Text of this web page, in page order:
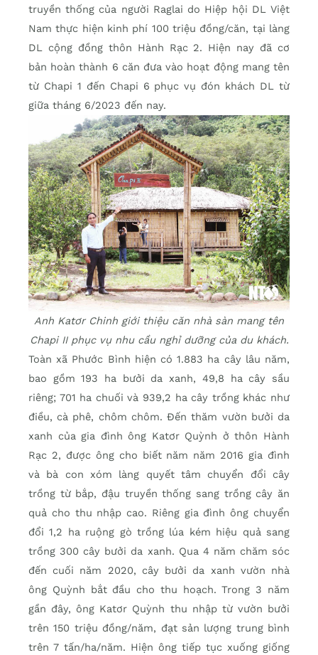
truyền thống của người Raglai do Hiệp hội DL Việt
Nam thực hiện kinh phí 100 triệu đồng/căn, tại làng
DL cộng đồng thôn Hành Rạc 2. Hiện nay đã cơ
bản hoàn thành 6 căn đưa vào hoạt động mang tên
từ Chapi 1 đến Chapi 6 phục vụ đón khách DL từ
giữa tháng 6/2023 đến nay.
Anh Katơr Chinh giới thiệu căn nhà sàn mang tên
Chapi II phục vụ nhu cầu nghỉ dưỡng của du khách.
Toàn xã Phước Bình hiện có 1.883 ha cây lâu năm,
bao gồm 193 ha bưởi da xanh, 49,8 ha cây sầu
riêng; 701 ha chuối và 939,2 ha cây trồng khác như
điều, cà phê, chôm chôm. Đến thăm vườn bưởi da
xanh của gia đình ông Katơr Quỳnh ở thôn Hành
Rạc 2, được ông cho biết năm năm 2016 gia đình
và bà con xóm làng quyết tâm chuyển đổi cây
trồng từ bắp, đậu truyền thống sang trồng cây ăn
quả cho thu nhập cao. Riêng gia đình ông chuyển
đổi 1,2 ha ruộng gò trồng lúa kém hiệu quả sang
trồng 300 cây bưởi da xanh. Qua 4 năm chăm sóc
đến cuối năm 2020, cây bưởi da xanh vườn nhà
ông Quỳnh bắt đầu cho thu hoạch. Trong 3 năm
gần đây, ông Katơr Quỳnh thu nhập từ vườn bưởi
trên 150 triệu đồng/năm, đạt sản lượng trung bình
trên 7 tấn/ha/năm. Hiện ông tiếp tục xuống giống